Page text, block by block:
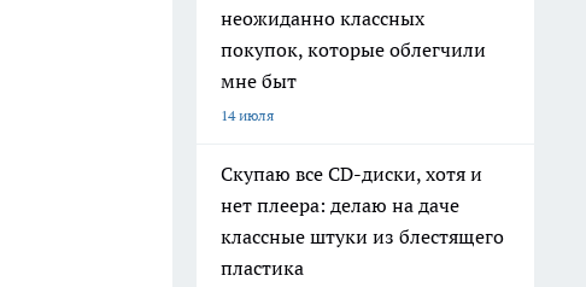
неожиданно классных
покупок, которые облегчили
мне быт
14 июля
Скупаю все CD-диски, хотя и
нет плеера: делаю на даче
классные штуки из блестящего
пластика